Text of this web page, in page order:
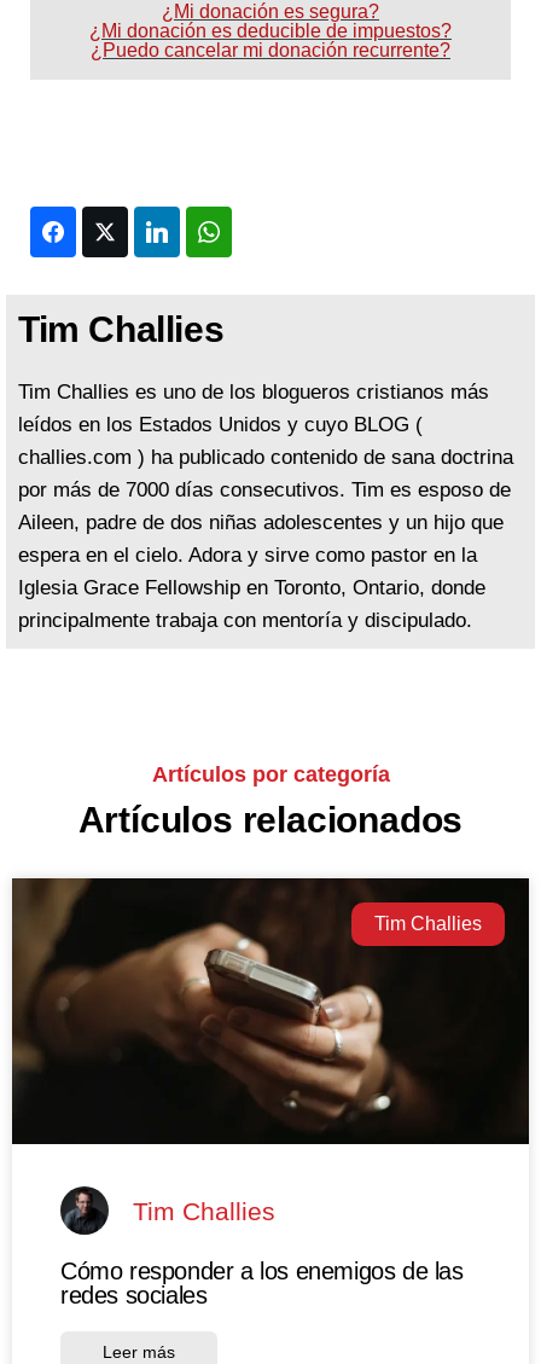
¿Mi donación es segura?
¿Mi donación es deducible de impuestos?
¿Puedo cancelar mi donación recurrente?
FacebookTwitter LinkedIn
Tim Challies
Tim Challies es uno de los blogueros cristianos más
leídos en los Estados Unidos y cuyo BLOG (
challies.com ) ha publicado contenido de sana doctrina
por más de 7000 días consecutivos. Tim es esposo de
Aileen, padre de dos niñas adolescentes y un hijo que
espera en el cielo. Adora y sirve como pastor en la
Iglesia Grace Fellowship en Toronto, Ontario, donde
principalmente trabaja con mentoría y discipulado.
Artículos por categoría
Artículos relacionados
Tim Challies
Tim Challies
Cómo responder a los enemigos de las
redes sociales
Leer más